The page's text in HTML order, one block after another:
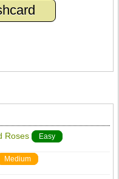
Roses Easy
Medium